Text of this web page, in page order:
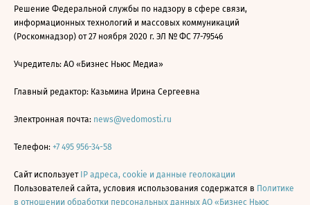
Решение Федеральной службы по надзору в сфере связи,
информационных технологий и массовых коммуникаций
(Роскомнадзор) от 27 ноября 2020 г. ЭЛ № ФС 77-79546
Учредитель: АО «Бизнес Ньюс Медиа»
Главный редактор: Казьмина Ирина Сергеевна
Электронная почта: news@vedomosti.ru
Телефон: +7 495 956-34-58
Сайт использует IP адреса, cookie и данные геолокации
Пользователей сайта, условия использования содержатся в Политике
в отношении обработки персональных данных АО «Бизнес Ньюс